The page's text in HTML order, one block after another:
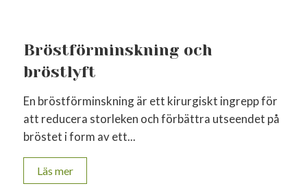
Bröstförminskning och
bröstlyft
En bröstförminskning är ett kirurgiskt ingrepp för
att reducera storleken och förbättra utseendet på
bröstet i form av ett...
Läs mer